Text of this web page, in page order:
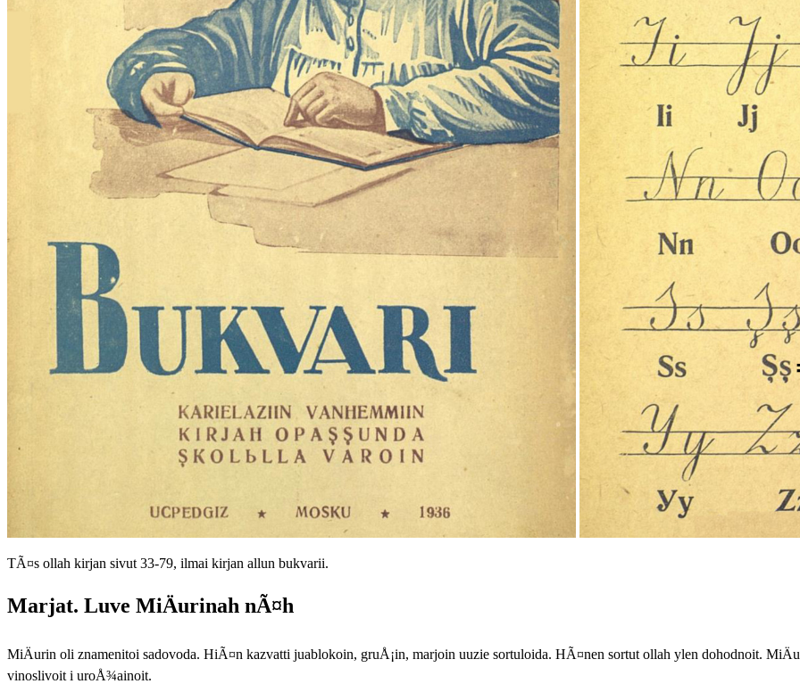
TÃ¤s ollah kirjan sivut 33-79, ilmai kirjan allun bukvarii.
Marjat. Luve MiÄurinah nÃ¤h
MiÄurin oli znamenitoi sadovoda. HiÃ¤n kazvatti juablokoin, gruÅ¡in, marjoin uuzie sortuloida. HÃ¤nen sortut ollah ylen dohodnoit.
vinoslivoit i uroÅ¾ainoit.